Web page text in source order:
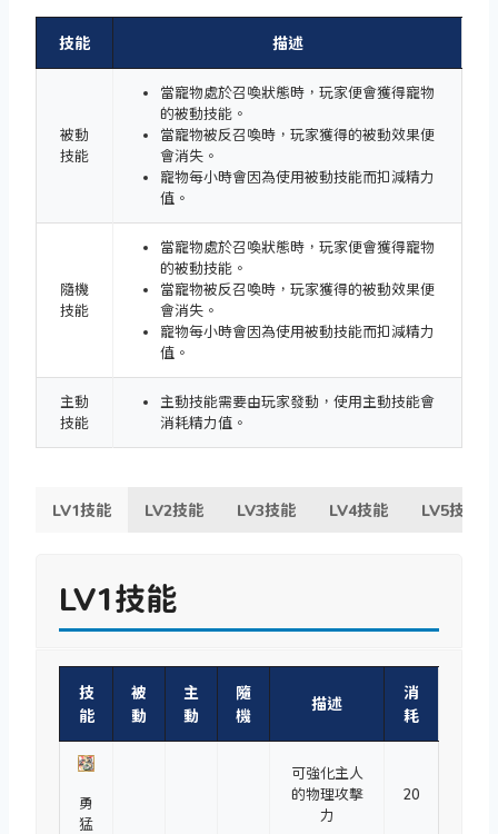
技能 描述
被動
技能
當寵物處於召喚狀態時，玩家便會獲得寵物
的被動技能。
當寵物被反召喚時，玩家獲得的被動效果便
會消失。
寵物每小時會因為使用被動技能而扣減精力
值。
隨機
技能
當寵物處於召喚狀態時，玩家便會獲得寵物
的被動技能。
當寵物被反召喚時，玩家獲得的被動效果便
會消失。
寵物每小時會因為使用被動技能而扣減精力
值。
主動
技能
主動技能需要由玩家發動，使用主動技能會
消耗精力值。
LV1技能 LV2技能 LV3技能 LV4技能 LV5技能
LV1技能
技
能
被
動
主
動
隨
機
描述
消
耗
勇
猛
可強化主人
的物理攻擊
力
20